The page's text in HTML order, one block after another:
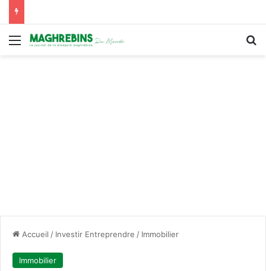
Menu
Accueil / Investir Entreprendre / Immobilier
Immobilier